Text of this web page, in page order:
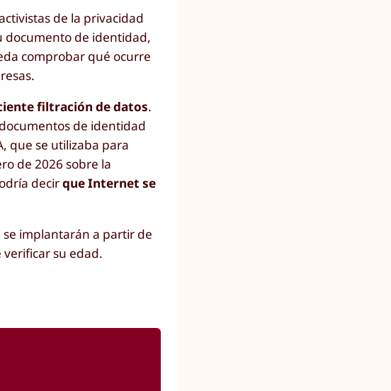
de la privacidad
documento de identidad,
comprobar qué ocurre
filtración de datos.
de identidad
que se utilizaba para
de 2026 sobre la
decirque Internet se
se implantarán a partir de
su edad.